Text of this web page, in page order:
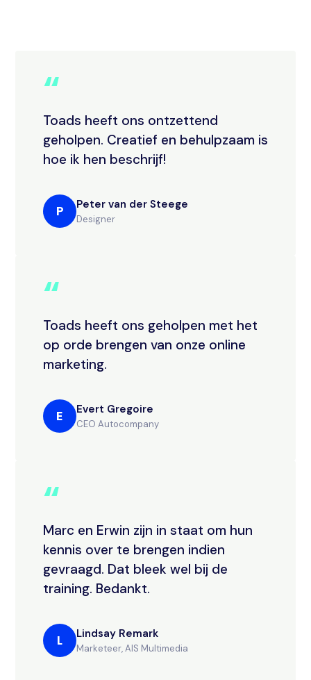
“
Toads heeft ons ontzettend
geholpen. Creatief en behulpzaam is
hoe ik hen beschrijf!
P Peter van der Steege
Designer
“
Toads heeft ons geholpen met het
op orde brengen van onze online
marketing.
E Evert Gregoire
CEO Autocompany
“
Marc en Erwin zijn in staat om hun
kennis over te brengen indien
gevraagd. Dat bleek wel bij de
training. Bedankt.
L Lindsay Remark
Marketeer, AIS Multimedia